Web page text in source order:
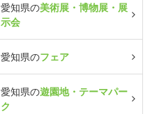
愛知県の美術展・博物展・展
示会
愛知県のフェア
愛知県の遊園地・テーマパー
ク